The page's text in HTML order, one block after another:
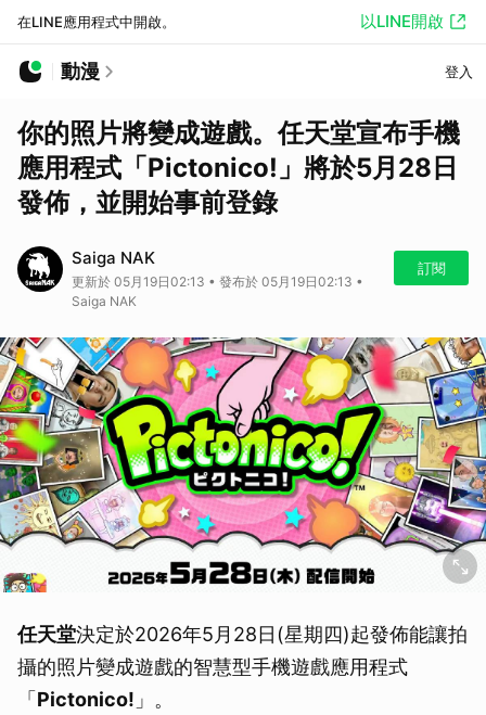
在LINE應用程式中開啟。 以LINE開啟
動漫 登入
你的照片將變成遊戲。任天堂宣布手機
應用程式「Pictonico!」將於5月28日
發佈，並開始事前登錄
Saiga NAK
更新於 05月19日02:13 • 發布於 05月19日02:13 •
Saiga NAK
訂閱
任天堂決定於2026年5月28日(星期四)起發佈能讓拍
攝的照片變成遊戲的智慧型手機遊戲應用程式
「 Pictonico! 」。